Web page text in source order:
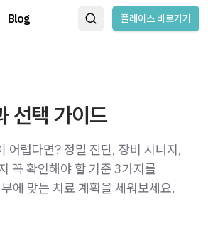
Blog 플레이스 바로가기
선택 가이드
어렵다면? 정밀 진단, 장비 시너지,
꼭 확인해야 할 기준 3가지를
에 맞는 치료 계획을 세워보세요.